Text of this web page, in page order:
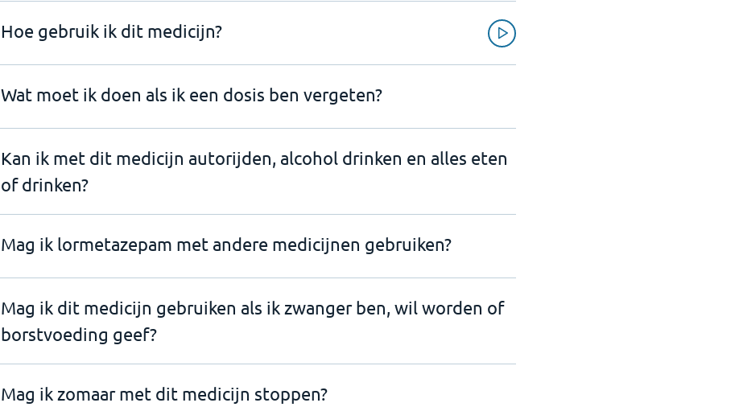
Hoe gebruik ik dit medicijn?
Wat moet ik doen als ik een dosis ben vergeten?
Kan ik met dit medicijn autorijden, alcohol drinken en alles eten
of drinken?
Mag ik lormetazepam met andere medicijnen gebruiken?
Mag ik dit medicijn gebruiken als ik zwanger ben, wil worden of
borstvoeding geef?
Mag ik zomaar met dit medicijn stoppen?